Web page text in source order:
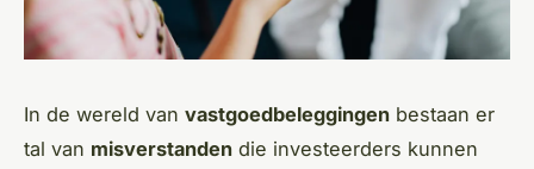
In de wereld van vastgoedbeleggingen bestaan er
tal van misverstanden die investeerders kunnen